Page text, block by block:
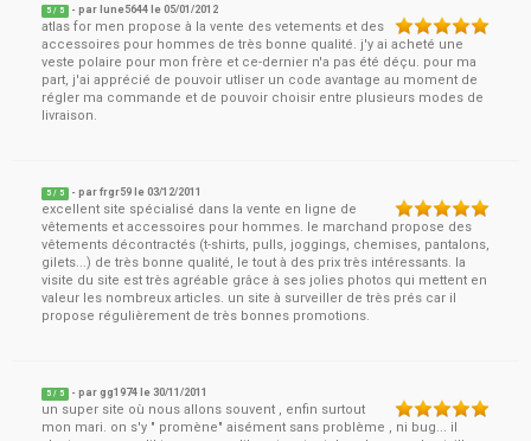
5 / 5 - par lune5644 le05/01/2012
atlas for men propose à la vente des vetements et des
accessoires pour hommes de très bonne qualité. j'y ai acheté une
veste polaire pour mon frère et ce-dernier n'a pas été déçu. pour ma
part, j'ai apprécié de pouvoir utliser un code avantage au moment de
régler ma commande et de pouvoir choisir entre plusieurs modes de
livraison.
5 / 5 - parfrgr59 le03/12/2011
excellent site spécialisé dans la vente en ligne de
vêtements et accessoires pour hommes. le marchand propose des
vêtements décontractés (t-shirts, pulls, joggings, chemises, pantalons,
gilets...) de très bonne qualité, le tout à des prix très intéressants. la
visite du site est très agréable grâce à ses jolies photos qui mettent en
valeur les nombreux articles. un site à surveiller de très prés car il
propose régulièrement de très bonnes promotions.
5 / 5 - pargg1974 le30/11/2011
un super site où nous allons souvent , enfin surtout
mon mari. on s'y " promène" aisément sans problème , ni bug... il